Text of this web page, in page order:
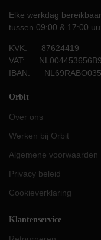
Elke werkdag bereikbaar
tussen 09:00 & 17:00
KVK: 87624419
VAT:
IBAN:
Orbit
Over ons
Werken bij Orbit
Algemene voorwaarden
Privacy beleid
Cookieverklaring
Klantenservice